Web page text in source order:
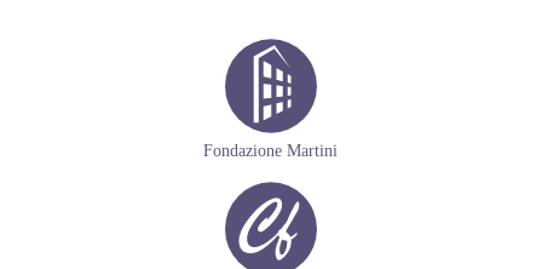
Fondazione Martini